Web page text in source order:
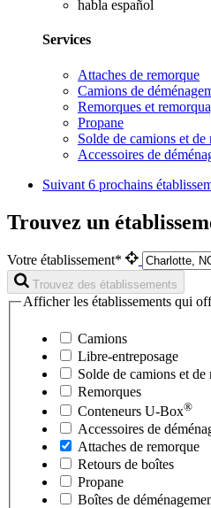
habla español
Services
Attaches de remorque
Camions de
Remorques et
Propane
Solde de camions et de
Accessoires de
Suivant 6 prochains
Trouvez un
Votre établissement*
Trouvez des établissements
Afficher les établissements qui
Camions
Libre-entreposage
Solde de camions et de
Remorques
Conteneurs U-Box®
Accessoires de
Attaches de remorque
Retours de boîtes
Propane
Boîtes de